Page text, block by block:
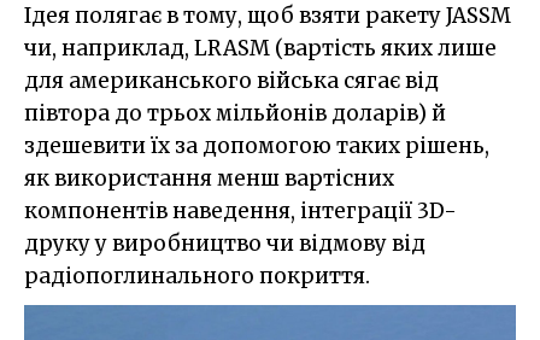
Ідея полягає в тому, щоб взяти ракету JASSM
чи, наприклад, LRASM (вартість яких лише
для американського війська сягає від
півтора до трьох мільйонів доларів) й
здешевити їх за допомогою таких рішень,
як використання менш вартісних
компонентів наведення, інтеграції 3D-
друку у виробництво чи відмову від
радіопоглинального покриття.